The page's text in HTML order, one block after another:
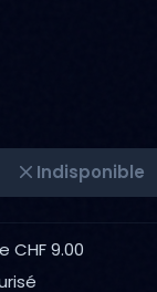
Indisponible
CHF 9.00